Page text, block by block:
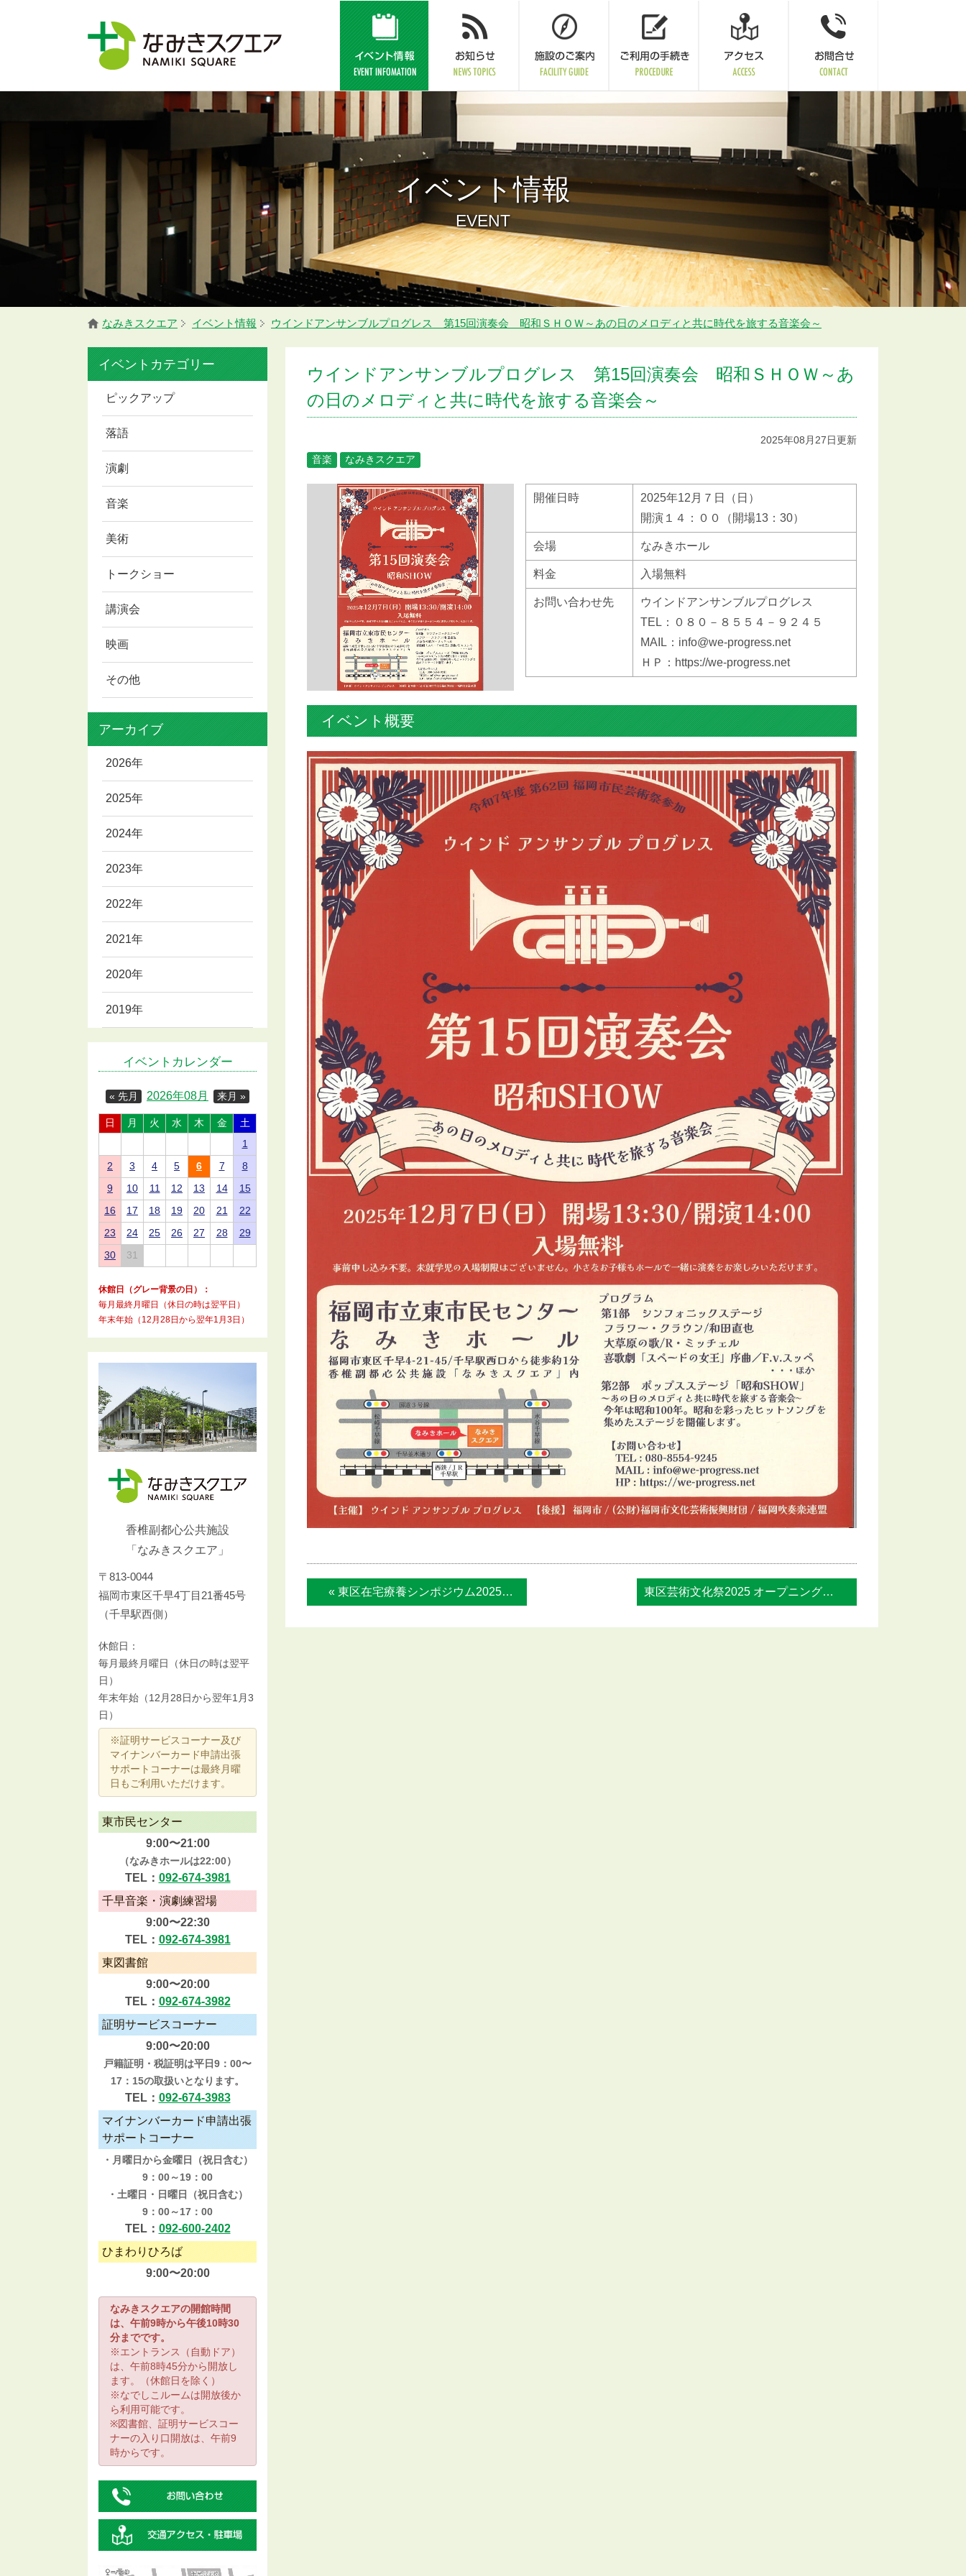
イベント情報
EVENT
なみきスクエア イベント情報 ウインドアンサンブルプログレス 第15回演奏会 昭和ＳＨＯＷ～あの日のメロディと共に時代を旅する音楽会～
ウインドアンサンブルプログレス 第15回演奏会 昭和ＳＨＯＷ～あ
の日のメロディと共に時代を旅する音楽会～
2025年08月27日更新
音楽
なみきスクエア
開催日時
2025年12月７日（日）
開演１４：００（開場13：30）
会場 なみきホール
料金 入場無料
お問い合わせ先
ウインドアンサンブルプログレス
TEL：０８０－８５５４－９２４５
MAIL：info@we-progress.net
ＨＰ：https://we-progress.net
イベント概要
« 東区在宅療養シンポジウム2025～かかり... 東区芸術文化祭2025 オープニング『W... »
イベントカテゴリー
ピックアップ
落語
演劇
音楽
美術
トークショー
講演会
映画
その他
アーカイブ
2026年
2025年
2024年
2023年
2022年
2021年
2020年
2019年
イベントカレンダー
« 先月 来月 »
2026年08月
日 月 火 水 木 金
土
1
2 3 4 5 6 7 8
9 10 11 12 13 14 15
16 17 18 19 20 21 22
23 24 25 26 27 28 29
30 31
休館日（グレー背景の日）：
毎月最終月曜日（休日の時は翌平日）
年末年始（12月28日から翌年1月3日）
香椎副都心公共施設
「なみきスクエア」
〒813-0044
福岡市東区千早4丁目21番45号
（千早駅西側）
休館日：
毎月最終月曜日（休日の時は翌平
日）
年末年始（12月28日から翌年1月3
日）
※証明サービスコーナー及び
マイナンバーカード申請出張
サポートコーナーは最終月曜
日もご利用いただけます。
東市民センター
9:00〜21:00
（なみきホールは22:00）
TEL： 092-674-3981
千早音楽・演劇練習場
9:00〜22:30
TEL： 092-674-3981
東図書館
9:00〜20:00
TEL： 092-674-3982
証明サービスコーナー
9:00〜20:00
戸籍証明・税証明は平日9：00〜
17：15の取扱いとなります。
TEL： 092-674-3983
マイナンバーカード申請出張
サポートコーナー
・月曜日から金曜日（祝日含む）
9：00～19：00
・土曜日・日曜日（祝日含む）
9：00～17：00
TEL： 092-600-2402
ひまわりひろば
9:00〜20:00
なみきスクエアの開館時間
は、午前9時から午後10時30
分までです。
※エントランス（自動ドア）
は、午前8時45分から開放し
ます。（休館日を除く）
※なでしこルームは開放後か
ら利用可能です。
※図書館、証明サービスコー
ナーの入り口開放は、午前9
時からです。